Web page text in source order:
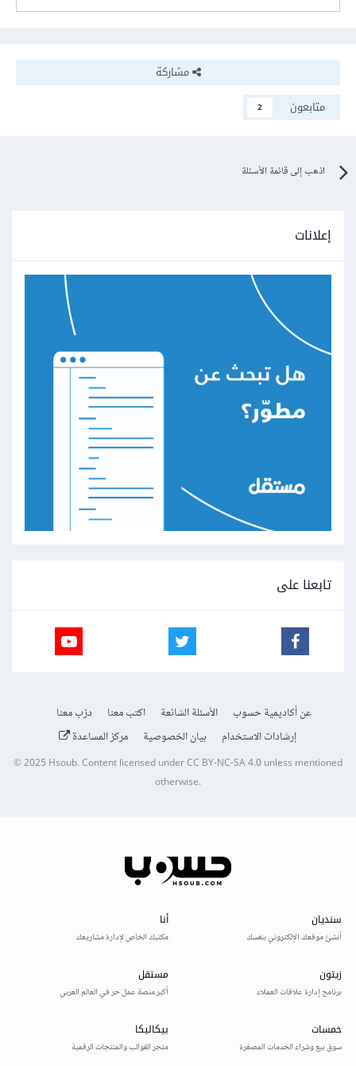
مشاركة
متابعون
2
اذهب إلى قائمة الأسئلة
إعلانات
تابعنا على
عن أكاديمية حسوب الأسئلة الشائعة اكتب معنا
درّب معنا
إرشادات الاستخدام
بيان الخصوصية مركز المساعدة
© 2025Hsoub.Content licensed underCC BY-NC-SA 4.0unless mentioned
otherwise.